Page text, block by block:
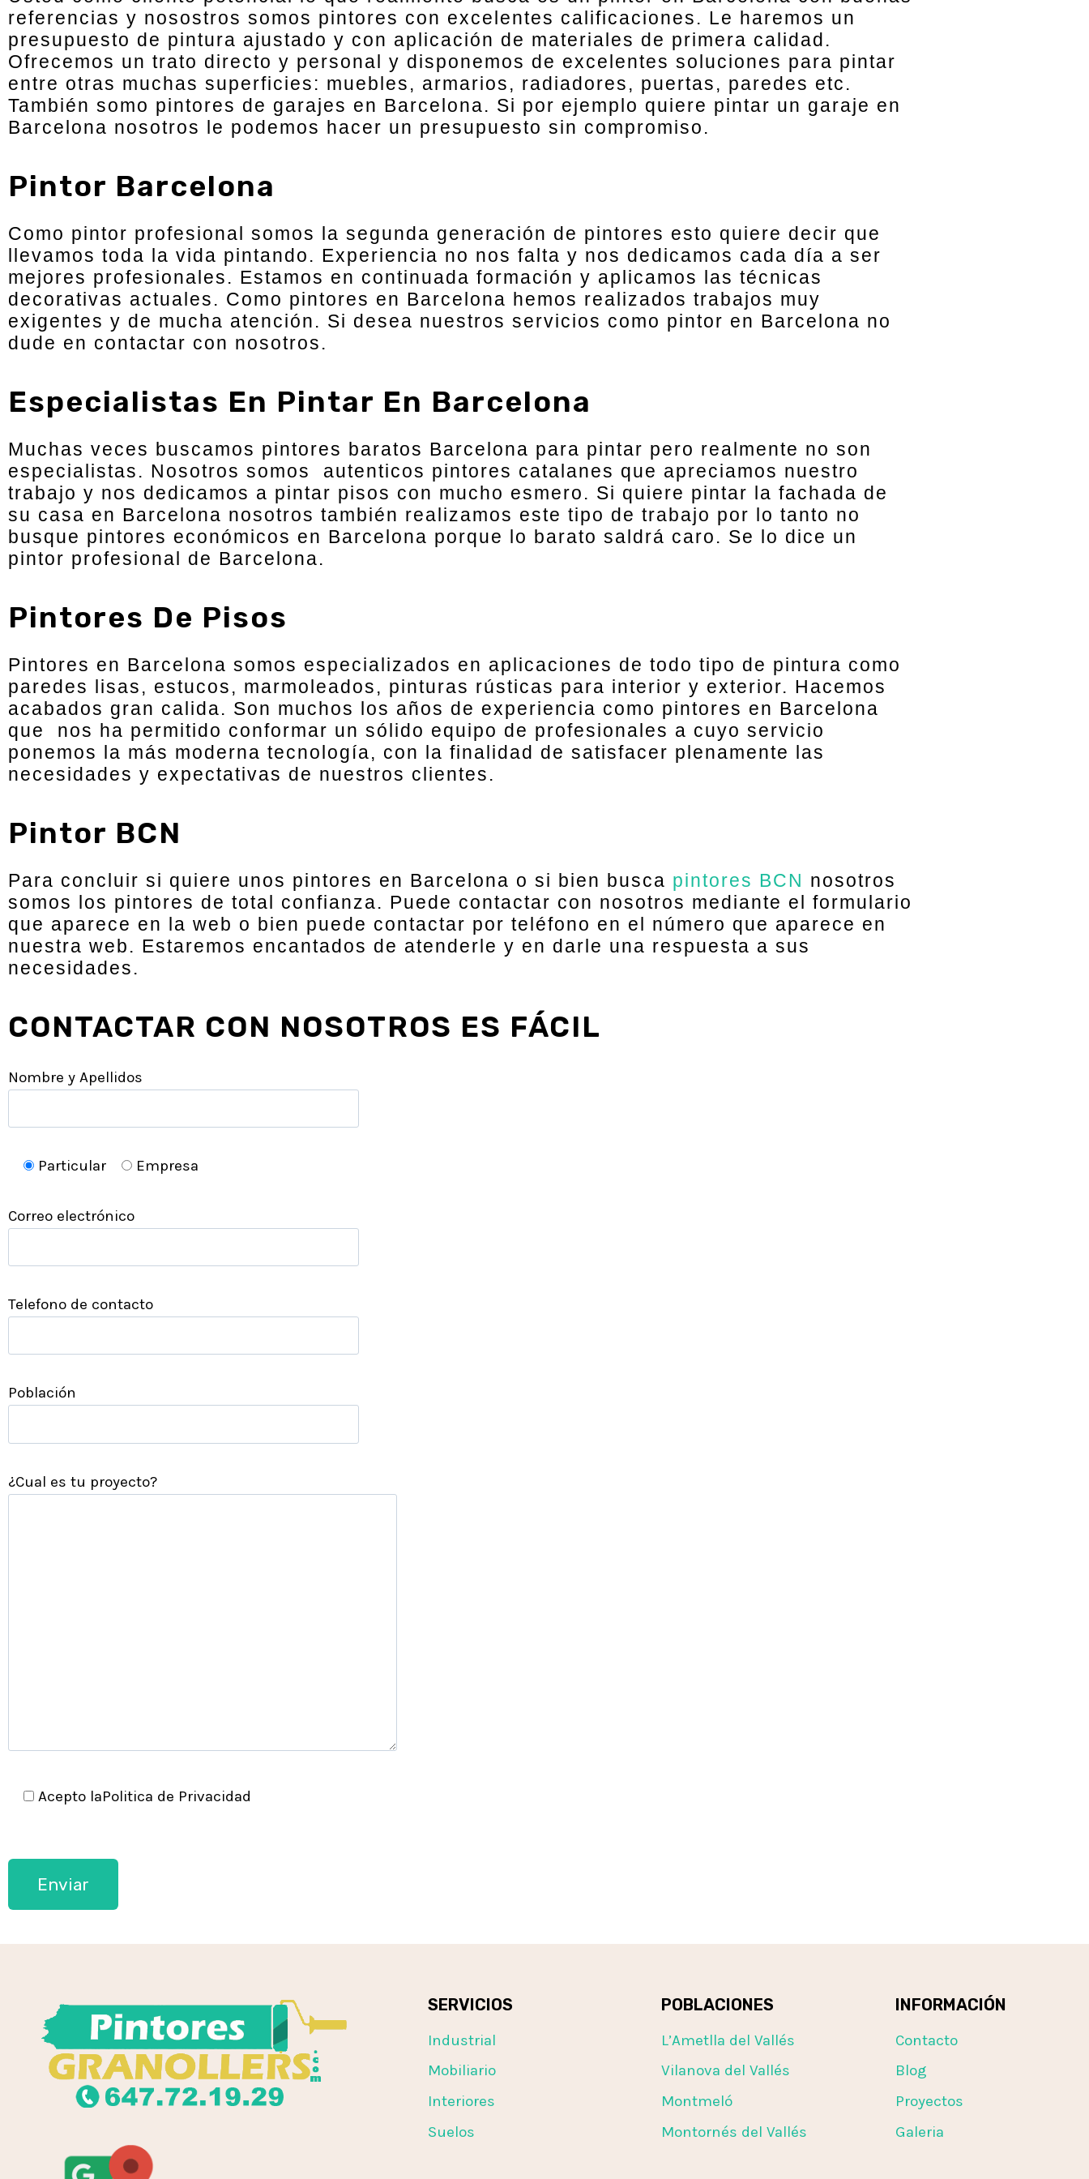
referencias y nosostros somos pintores con excelentes calificaciones. Le haremos un
presupuesto de pintura ajustado y con aplicación de materiales de primera calidad.
Ofrecemos un trato directo y personal y disponemos de excelentes soluciones para pintar
entre otras muchas superficies: muebles, armarios, radiadores, puertas, paredes etc.
También somo pintores de garajes en Barcelona. Si por ejemplo quiere pintar un garaje en
Barcelona nosotros le podemos hacer un presupuesto sin compromiso.
Pintor Barcelona
Como pintor profesional somos la segunda generación de pintores esto quiere decir que
llevamos toda la vida pintando. Experiencia no nos falta y nos dedicamos cada día a ser
mejores profesionales. Estamos en continuada formación y aplicamos las técnicas
decorativas actuales. Como pintores en Barcelona hemos realizados trabajos muy
exigentes y de mucha atención. Si desea nuestros servicios como pintor en Barcelona no
dude en contactar con nosotros.
Especialistas En Pintar En Barcelona
Muchas veces buscamos pintores baratos Barcelona para pintar pero realmente no son
especialistas. Nosotros somos autenticos pintores catalanes que apreciamos nuestro
trabajo y nos dedicamos a pintar pisos con mucho esmero. Si quiere pintar la fachada de
su casa en Barcelona nosotros también realizamos este tipo de trabajo por lo tanto no
busque pintores económicos en Barcelona porque lo barato saldrá caro. Se lo dice un
pintor profesional de Barcelona.
Pintores De Pisos
Pintores en Barcelona somos especializados en aplicaciones de todo tipo de pintura como
paredes lisas, estucos, marmoleados, pinturas rústicas para interior y exterior. Hacemos
acabados gran calida. Son muchos los años de experiencia como pintores en Barcelona
que nos ha permitido conformar un sólido equipo de profesionales a cuyo servicio
ponemos la más moderna tecnología, con la finalidad de satisfacer plenamente las
necesidades y expectativas de nuestros clientes.
Pintor BCN
Para concluir si quiere unos pintores en Barcelona o si bien busca pintores BCN nosotros
somos los pintores de total confianza. Puede contactar con nosotros mediante el formulario
que aparece en la web o bien puede contactar por teléfono en el número que aparece en
nuestra web. Estaremos encantados de atenderle y en darle una respuesta a sus
necesidades.
CONTACTAR CON NOSOTROS ES FÁCIL
Nombre y Apellidos
Particular Empresa
Correo electrónico
Telefono de contacto
Población
¿Cual es tu proyecto?
Acepto laPolitica de Privacidad
SERVICIOS
Industrial
Mobiliario
Interiores
Suelos
POBLACIONES
L’Ametlla del Vallés
Vilanova del Vallés
Montmeló
Montornés del Vallés
INFORMACIÓN
Contacto
Blog
Proyectos
Galeria